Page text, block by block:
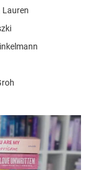
Lauren